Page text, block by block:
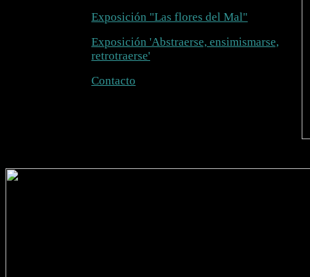
Exposición "Las flores del Mal"
Exposición 'Abstraerse, ensimismarse,
retrotraerse'
Contacto